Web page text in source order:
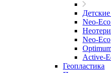
Neo-
Neo-Eco
Active-
Геопластика